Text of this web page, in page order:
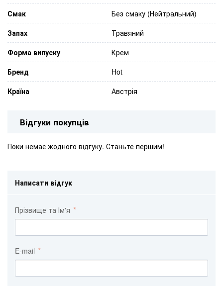
Смак
Без смаку (Нейтральний)
Запах
Травяний
Форма випуску
Крем
Бренд
Hot
Країна
Австрія
Відгуки покупців
Поки немає жодного відгуку. Станьте першим!
Написати відгук
Прізвище та Ім'я
E-mail